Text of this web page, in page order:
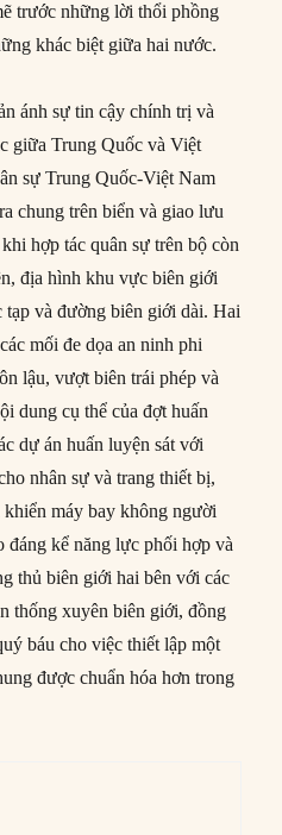
trước những lời thổi phồng
khác biệt giữa hai nước.
ánh sự tin cậy chính trị và
giữa Trung Quốc và Việt
sự Trung Quốc-Việt Nam
chung trên biển và giao lưu
hợp tác quân sự trên bộ còn
địa hình khu vực biên giới
và đường biên giới dài. Hai
mối đe dọa an ninh phi
lậu, vượt biên trái phép và
dung cụ thể của đợt huấn
dự án huấn luyện sát với
nhân sự và trang thiết bị,
khiển máy bay không người
đáng kể năng lực phối hợp và
thủ biên giới hai bên với các
thống xuyên biên giới, đồng
báu cho việc thiết lập một
được chuẩn hóa hơn trong